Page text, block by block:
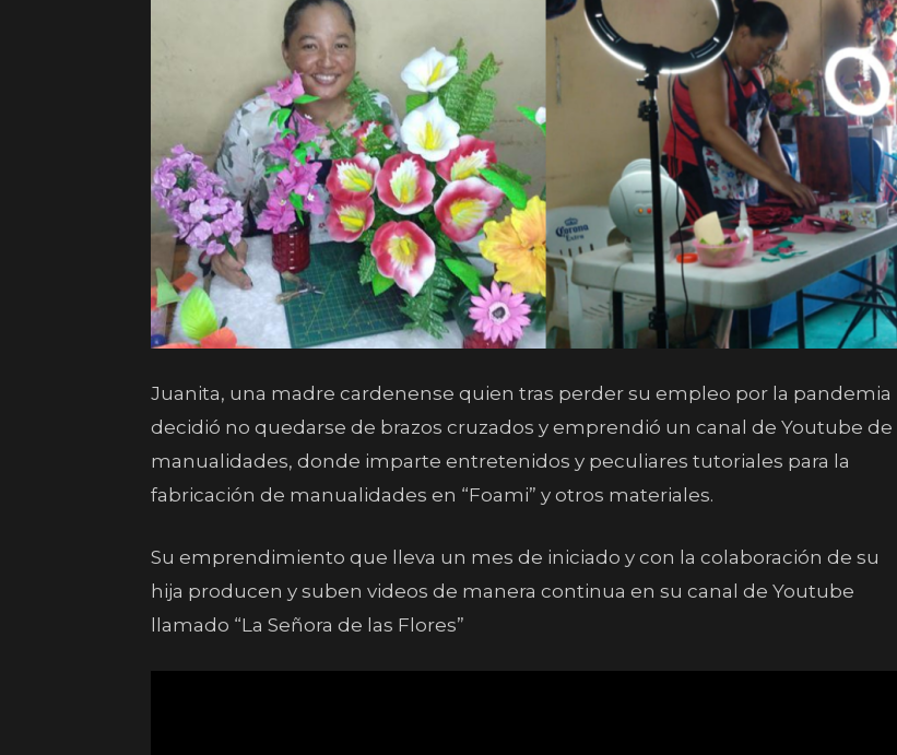
Juanita, una madre cardenense quien tras perder su empleo por la pandemia
decidió no quedarse de brazos cruzados y emprendió un canal de Youtube de
manualidades, donde imparte entretenidos y peculiares tutoriales para la
fabricación de manualidades en “Foami” y otros materiales.
Su emprendimiento que lleva un mes de iniciado y con la colaboración de su
hija producen y suben videos de manera continua en su canal de Youtube
llamado “La Señora de las Flores”